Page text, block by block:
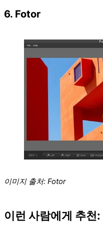
6. Fotor
이미지 출처: Fotor
이런 사람에게 추천: